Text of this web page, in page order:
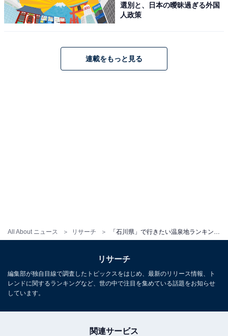
All About ニュース リサーチ 「石川県」で行きたい温泉地ランキング！ 「和倉温泉」を抑えた1位は？
選別と、日本の曖昧過ぎる外国
人政策
連載をもっと見る
リサーチ
編集部が独自目線で調査したトピックスをはじめ、最新のリリース情報、ト
レンドに関するランキングなど、世の中で注目を集めている話題をお知らせ
しています。
関連サービス